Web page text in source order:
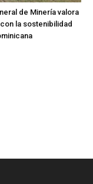
de Minería valora
la sostenibilidad